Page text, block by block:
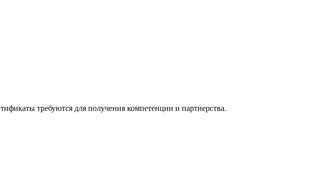
требуются для получения компетенции и партнерства.